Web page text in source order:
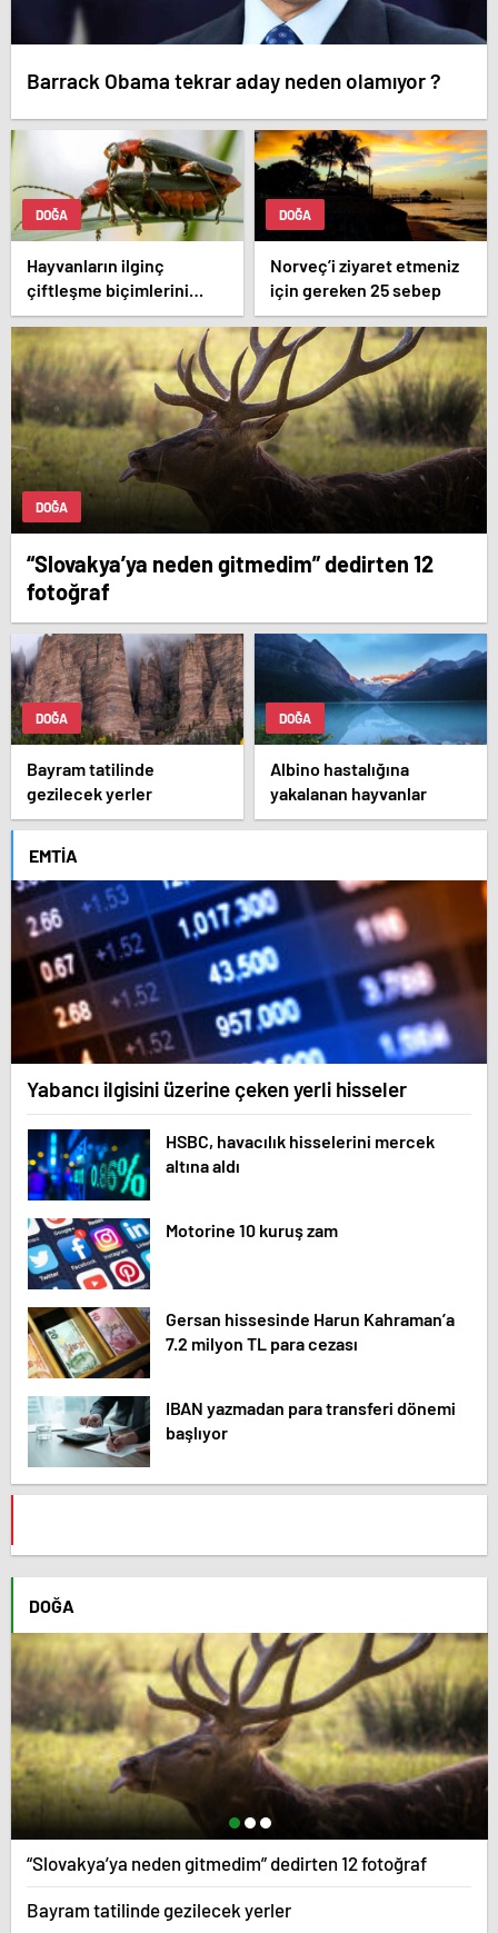
Barrack Obama tekrar aday neden olamıyor ?
DOĞA
Hayvanların ilginç
çiftleşme biçimlerini
National Geographic
görüntüledi.
DOĞA
Norveç’i ziyaret etmeniz
için gereken 25 sebep
DOĞA
“Slovakya’ya neden gitmedim” dedirten 12
fotoğraf
DOĞA
Bayram tatilinde
gezilecek yerler
DOĞA
Albino hastalığına
yakalanan hayvanlar
EMTIA
Yabancı ilgisini üzerine çeken yerli hisseler
HSBC, havacılık hisselerini mercek
altına aldı
Motorine 10 kuruş zam
Gersan hissesinde Harun Kahraman’a
7.2 milyon TL para cezası
IBAN yazmadan para transferi dönemi
başlıyor
DOĞA
“Slovakya’ya neden gitmedim” dedirten 12 fotoğraf
Bayram tatilinde gezilecek yerler